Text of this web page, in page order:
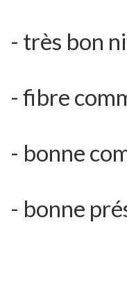
- très bon
- fibre
- bonne
- bonne